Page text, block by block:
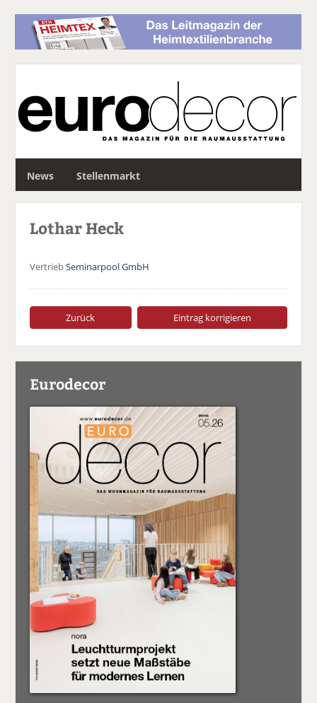
News Stellenmarkt
c
Lothar Heck
VertriebSeminarpool GmbH
Zurück Eintrag korrigieren
Eurodecor